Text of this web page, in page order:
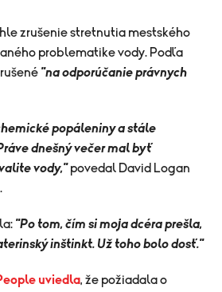
zrušenie stretnutia mestského
problematike vody. Podľa
"na odporúčanie právnych
popáleniny a stále
dnešný večer mal byť
vody,"povedal David Logan
"Po tom, čím si moja dcéra prešla,
inštinkt. Už toho bolo dosť."
uviedla, že požiadala o